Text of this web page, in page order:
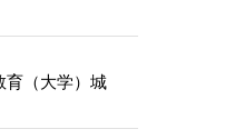
育（大学）城